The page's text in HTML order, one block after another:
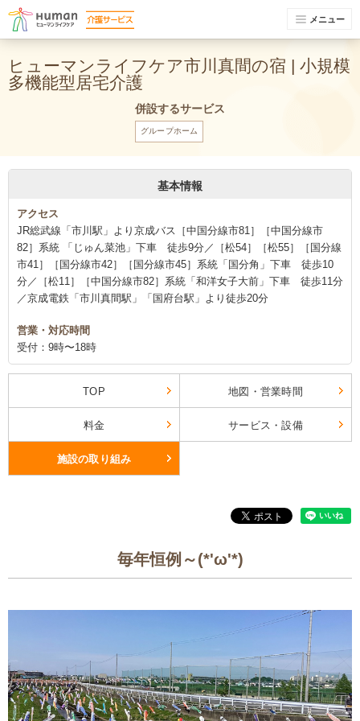
メニュー
ヒューマンライフケア市川真間の宿 | 小規模
多機能型居宅介護
併設するサービス
グループホーム
基本情報
アクセス
JR総武線「市川駅」より京成バス［中国分線市81］［中国分線市
82］系統 「じゅん菜池」下車 徒歩9分／［松54］［松55］［国分線
市41］［国分線市42］［国分線市45］系統「国分角」下車 徒歩10
分／［松11］［中国分線市82］系統「和洋女子大前」下車 徒歩11分
／京成電鉄「市川真間駅」「国府台駅」より徒歩20分
営業・対応時間
受付：9時〜18時
TOP 地図・営業時間
料金 サービス・設備
施設の取り組み
毎年恒例～(*'ω'*)